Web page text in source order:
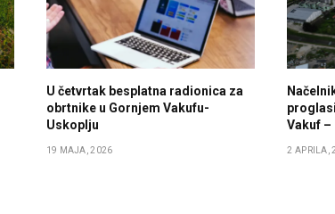
U četvrtak besplatna radionica za
obrtnike u Gornjem Vakufu-
Uskoplju
19 MAJA, 2026
Vakuf –
2 APRILA,